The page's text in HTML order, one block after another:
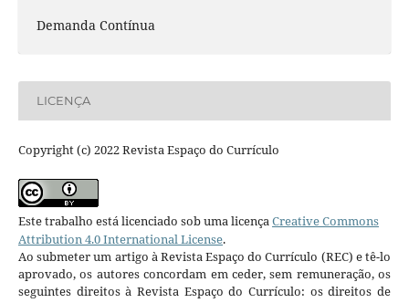
Demanda Contínua
LICENÇA
Copyright (c) 2022 Revista Espaço do Currículo
Este trabalho está licenciado sob uma licença Creative Commons
Attribution 4.0 International License.
Ao submeter um artigo à Revista Espaço do Currículo (REC) e tê-lo
aprovado, os autores concordam em ceder, sem remuneração, os
seguintes direitos à Revista Espaço do Currículo: os direitos de